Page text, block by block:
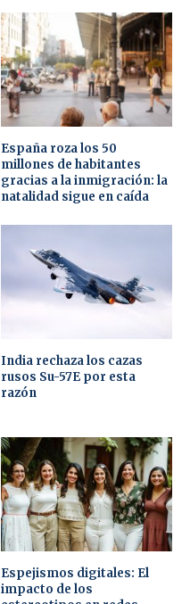
España roza los 50
millones de habitantes
gracias a la inmigración: la
natalidad sigue en caída
India rechaza los cazas
rusos Su-57E por esta
razón
Espejismos digitales: El
impacto de los